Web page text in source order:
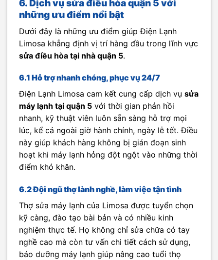
6. Dịch vụ sửa điều hòa quận 5 với
những ưu điểm nổi bật
Dưới đây là những ưu điểm giúp Điện Lạnh
Limosa khẳng định vị trí hàng đầu trong lĩnh vực
sửa điều hòa tại nhà quận 5.
6.1 Hỗ trợ nhanh chóng, phục vụ 24/7
Điện Lạnh Limosa cam kết cung cấp dịch vụ sửa
máy lạnh tại quận 5 với thời gian phản hồi
nhanh, kỹ thuật viên luôn sẵn sàng hỗ trợ mọi
lúc, kể cả ngoài giờ hành chính, ngày lễ tết. Điều
này giúp khách hàng không bị gián đoạn sinh
hoạt khi máy lạnh hỏng đột ngột vào những thời
điểm khó khăn.
6.2 Đội ngũ thợ lành nghề, làm việc tận tình
Thợ sửa máy lạnh của Limosa được tuyển chọn
kỹ càng, đào tạo bài bản và có nhiều kinh
nghiệm thực tế. Họ không chỉ sửa chữa có tay
nghề cao mà còn tư vấn chi tiết cách sử dụng,
bảo dưỡng máy lạnh giúp nâng cao tuổi thọ